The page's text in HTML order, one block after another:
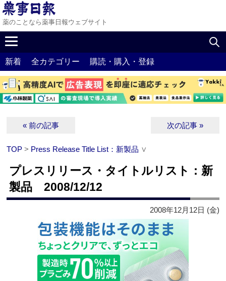
薬のことなら薬事日報ウェブサイト
新着 全カテゴリー 購読・購入・登録
« 前の記事 次の記事 »
TOP > Press Release Title List：新製品 ∨
プレスリリース・タイトルリスト：新
製品 2008/12/12
2008年12月12日 (金)